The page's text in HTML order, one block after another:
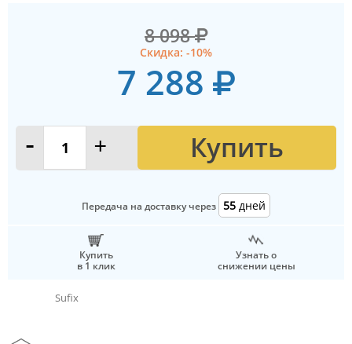
8 098
Скидка: -10%
7 288
- + Купить
Передача на доставку через 55 дней
Купить
в 1 клик
Узнать о
снижении цены
Sufix